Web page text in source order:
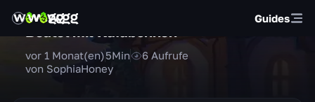
Guides
von SophiaHoney
vor 1 Monat(en)5Min 6 Aufrufe